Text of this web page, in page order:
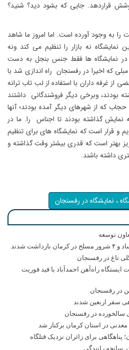
قراردهد. جایی که بشود دید؟ شنید؟
را به وجود آورده است. اما امروز ما شاهد
نمایشگاه نه بازار را تنظیم می کند ونه
در نمایشگاه ها فقط جنس بنجل به دست
که اخیرا در رفسنجان راه اندازی شد با
از غرفه داران با استفاده از لب تاب ترانه
بودند، وبرخی دیگر فروشندگانی داشتند
که از شهرهای دیگر آمده بودند؛ آنها
گذاشته بودند تا اجناس را. ما در
و قرار است که نمایشگاه های برای تنظیم
بهتر است که قدری بیشتر وقت گذاشته و
داشته باشند.
، نمایشگاه در رفسنجان
توسعه
تاغ در رفسنجان
راه‌آهن احمدآباد با قید فوریت
در رفسنجان
سالخورده در رفسنجان
در استان کرمان برکنار شد
برای زائران نزدیک قتلگاه